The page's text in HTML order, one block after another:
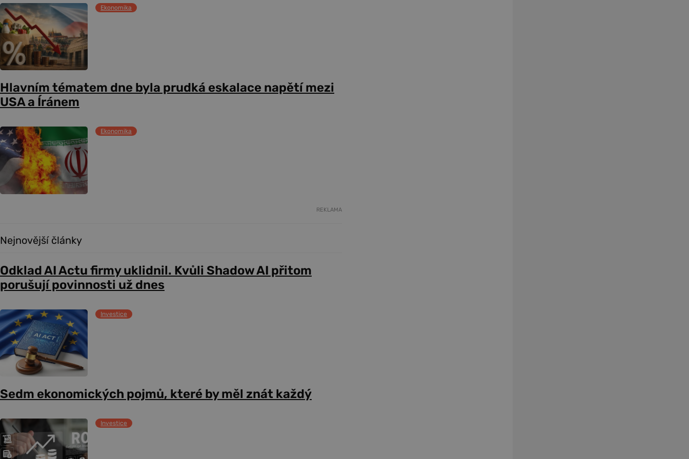
Ekonomika
Hlavním tématem dne byla prudká eskalace napětí mezi
USA a Íránem
Ekonomika
REKLAMA
Nejnovější články
Odklad AI Actu firmy uklidnil. Kvůli Shadow AI přitom
porušují povinnosti už dnes
Investice
Sedm ekonomických pojmů, které by měl znát každý
Investice